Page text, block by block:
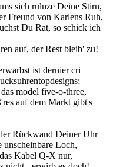
sich rülnze Deine Stirn,
Freund von Karlens Ruh,
Du Rat, so schick ich
auf, der Rest bleib' zu!
ist dernier cri
model five-o-three,
auf dem Markt gibt's
Rückwand Deiner Uhr
unscheinbare Loch,
Kabel Q-X nur,